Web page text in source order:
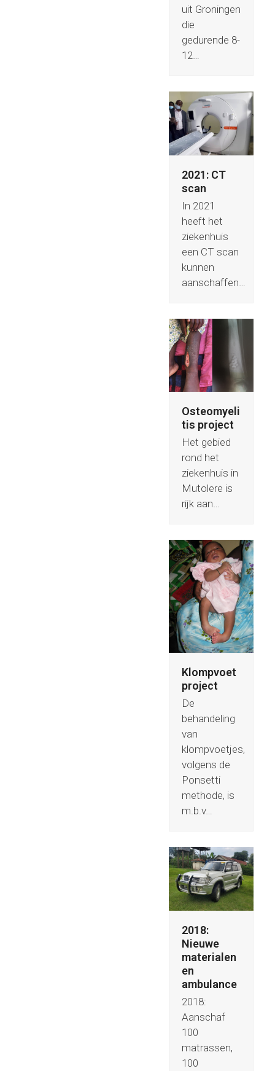
uit Groningen
die
gedurende 8-
12…
2021: CT
scan
In 2021
heeft het
ziekenhuis
een CT scan
kunnen
aanschaffen…
Osteomyeli
tis project
Het gebied
rond het
ziekenhuis in
Mutolere is
rijk aan…
Klompvoet
project
De
behandeling
van
klompvoetjes,
volgens de
Ponsetti
methode, is
m.b.v…
2018:
Nieuwe
materialen
en
ambulance
2018:
Aanschaf
100
matrassen,
100